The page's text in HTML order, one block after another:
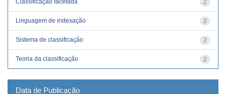
2
2
Linguagem de indexação
2
Sistema de classificação
2
Teoria da classificação
Data de Publicação